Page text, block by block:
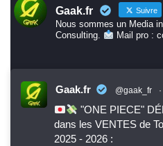
Gaak.fr Suivre
Nous sommes un Media
Consulting.
Mail pro :
Gaak.fr @gaak_fr ·
"ONE PIECE"
dans les VENTES de
2025 - 2026 :